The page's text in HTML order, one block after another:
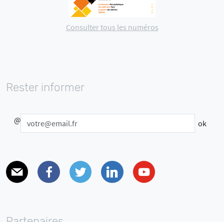
Consulter tous les numéros
Rester informer
@